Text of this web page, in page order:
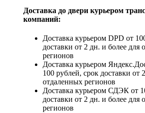
Доставка до двери курьером
компаний:
Доставка курьером DPD от
доставки от 2 дн. и более для
регионов
Доставка курьером
100 рублей, срок доставки от
отдаленных регионов
Доставка курьером СДЭК от
доставки от 2 дн. и более для
регионов